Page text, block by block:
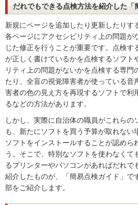
だれでもできる点検方法を紹介した「
新規にページを追加したり更新したりす
各ページにアクセシビリティ上の問題が
じた修正を行うことが重要です。点検
が正しく書けているかを点検するソフト
リティ上の問題がないかを点検する専門
たり、全盲の視覚障害者が使っている音
害者の色の見え方を再現するソフトで利
るなどの方法があります。
しかし、実際に自治体の職員がこれらの
も、新たにソフトを買う予算が取れない
ソフトをインストールすることが認めら
う。そこで、特別なソフトを使わなくて
るプリンターやパソコンがあればだれで
紹介したものが、「簡易点検ガイド」で
部をご紹介します。